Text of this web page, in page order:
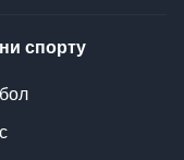
спорту